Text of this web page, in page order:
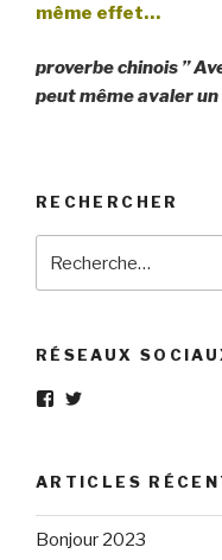
même effet…
proverbe chinois ”
peut même avaler un
RECHERCHER
RÉSEAUX
Voir
Eléphant-
Gris-
160596147294205
sur
Facebook
Voir
elephantgris
sur
Twitter
ARTICLES
Bonjour 2023